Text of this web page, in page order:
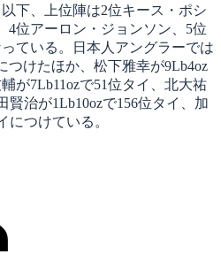
下、上位陣は2位キース・ポシ
4位アーロン・ジョンソン、5位
ている。日本人アングラーでは
つけたほか、松下雅幸が9Lb4oz
が7Lb11ozで51位タイ、北大祐
賢治が1Lb10ozで156位タイ、加
につけている。